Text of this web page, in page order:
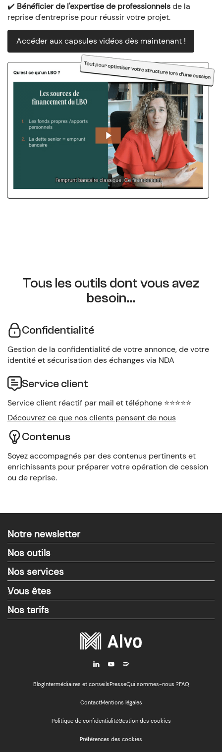
✔️ Bénéficier de l'expertise de professionnelsde la
reprise d'entreprise pour réussir votre projet.
Accéder aux capsules vidéos dès maintenant !
Tous les outils dont vous avez
besoin...
Confidentialité
Gestion de la confidentialité de votre annonce, de votre
identité et sécurisation des échanges via NDA
Service client
Service client réactif par mail et téléphone ⭐️⭐️⭐️⭐️⭐️
Découvrez ce que nos clients pensent de nous
Contenus
Soyez accompagnés par des contenus pertinents et
enrichissants pour préparer votre opération de cession
ou de reprise.
>
Notre newsletter
>
Nos outils
>
Nos services
>
Vous êtes
>
Nos tarifs
i y M
BlogIntermédiaires et conseilsPresseQui sommes-nous ?FAQ
ContactMentions légales
Politique de confidentialitéGestion des cookies
Préférences des cookies